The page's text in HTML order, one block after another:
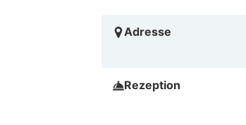
Adresse
Rezeption